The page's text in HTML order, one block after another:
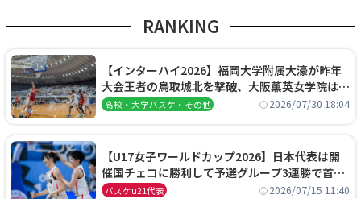
RANKING
【インターハイ2026】福岡大学附属大濠が昨年
大会王者の鳥取城北を撃破、大阪薫英女学院は岐
阜女子に完勝、大会3日目試合結果
高校・大学バスケ・その他 2026/07/30 18:04
【U17女子ワールドカップ2026】日本代表は開
催国チェコに勝利して予選グループ3連勝で首位
通過！準々決勝の相手はエジプトに決定
バスケu21代表 2026/07/15 11:40